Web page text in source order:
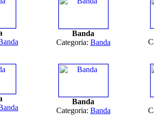
Banda
Categoria: Banda
Banda
Categoria: Banda